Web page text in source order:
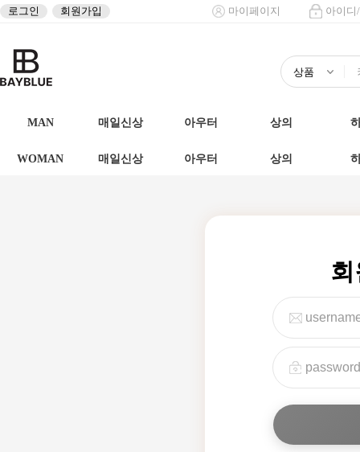
로그인 회원가입 마이페이지 아이디
MAN 매일신상 아우터 상의
WOMAN 매일신상 아우터 상의